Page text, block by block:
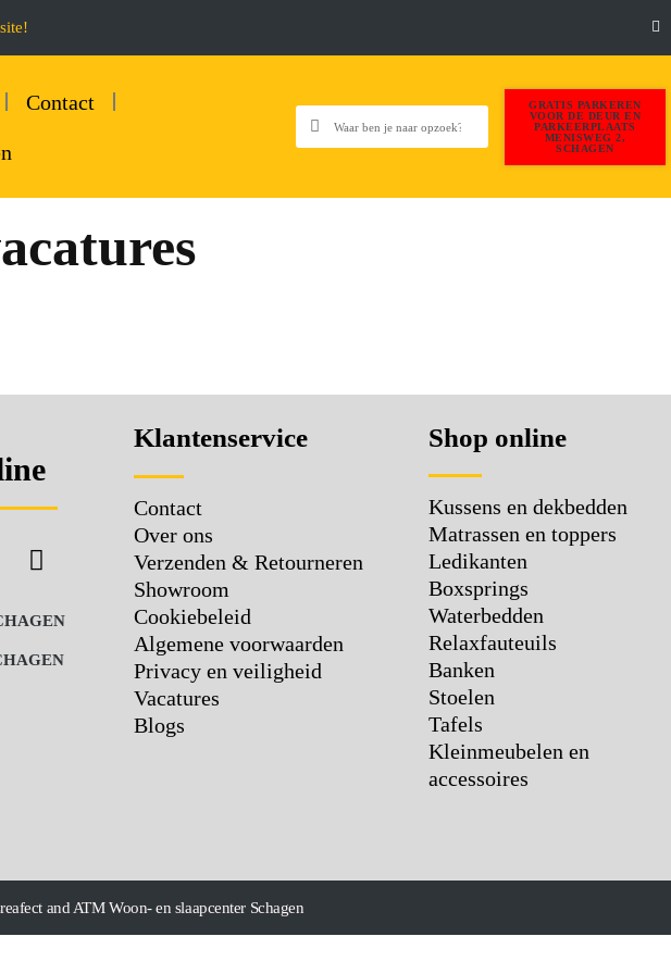
Contact
GRATIS PARKEREN
VOOR DE DEUR EN
PARKEERPLAATS
MENISWEG 2,
SCHAGEN
Klantenservice
Contact
Over ons
Verzenden & Retourneren
Showroom
Cookiebeleid
Algemene voorwaarden
Privacy en veiligheid
Vacatures
Blogs
Shop online
Kussens en dekbedden
Matrassen en toppers
Ledikanten
Boxsprings
Waterbedden
Relaxfauteuils
Banken
Stoelen
Tafels
Kleinmeubelen en
accessoires
and ATM Woon- en slaapcenter Schagen